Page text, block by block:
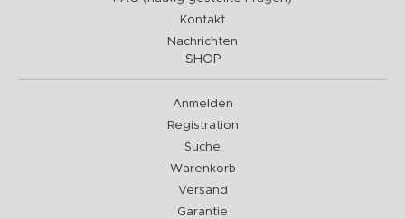
Kontakt
Nachrichten
SHOP
Anmelden
Registration
Suche
Warenkorb
Versand
Garantie